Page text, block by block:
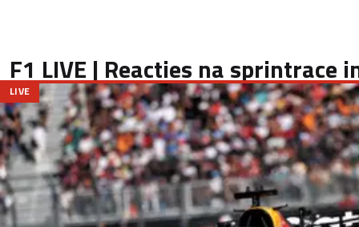
F1 LIVE | Reacties na sprintrace
LIVE